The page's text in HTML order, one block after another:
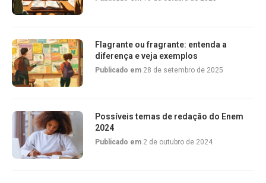
Flagrante ou fragrante: entenda a
diferença e veja exemplos
Publicado em 28 de setembro de 2025
Possíveis temas de redação do Enem
2024
Publicado em 2 de outubro de 2024